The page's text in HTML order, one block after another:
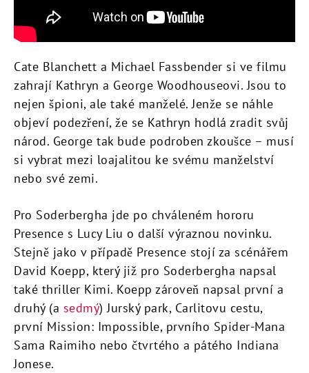
Cate Blanchett a Michael Fassbender si ve filmu
zahrají Kathryn a George Woodhouseovi. Jsou to
nejen špioni, ale také manželé. Jenže se náhle
objeví podezření, že se Kathryn hodlá zradit svůj
národ. George tak bude podroben zkoušce – musí
si vybrat mezi loajalitou ke svému manželství
nebo své zemi.
Pro Soderbergha jde po chváleném hororu
Presence s Lucy Liu o další výraznou novinku.
Stejně jako v případě Presence stojí za scénářem
David Koepp, který již pro Soderbergha napsal
také thriller Kimi. Koepp zároveň napsal první a
druhý (a sedmý) Jurský park, Carlitovu cestu,
první Mission: Impossible, prvního Spider-Mana
Sama Raimiho nebo čtvrtého a pátého Indiana
Jonese.